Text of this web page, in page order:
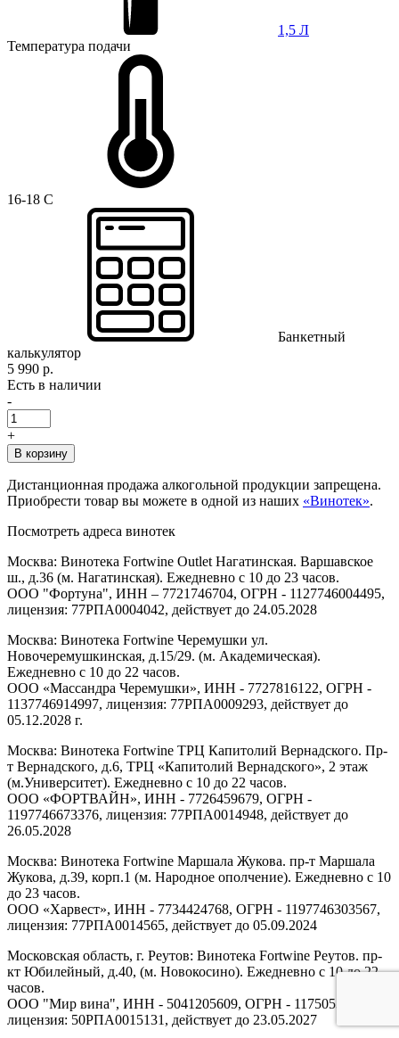
1,5 Л
Температура подачи
16-18 C
Банкетный
калькулятор
5 990 р.
Есть в наличии
-
+
В корзину
Дистанционная продажа алкогольной продукции запрещена.
Приобрести товар вы можете в одной из наших «Винотек».
Посмотреть адреса винотек
Москва: Винотека Fortwine Outlet Нагатинская. Варшавское
ш., д.36 (м. Нагатинская). Ежедневно с 10 до 23 часов.
ООО "Фортуна", ИНН – 7721746704, ОГРН - 1127746004495,
лицензия: 77РПА0004042, действует до 24.05.2028
Москва: Винотека Fortwine Черемушки ул.
Новочеремушкинская, д.15/29. (м. Академическая).
Ежедневно с 10 до 22 часов.
ООО «Массандра Черемушки», ИНН - 7727816122, ОГРН -
1137746914997, лицензия: 77РПА0009293, действует до
05.12.2028 г.
Москва: Винотека Fortwine ТРЦ Капитолий Вернадского. Пр-
т Вернадского, д.6, ТРЦ «Капитолий Вернадского», 2 этаж
(м.Университет). Ежедневно с 10 до 22 часов.
ООО «ФОРТВАЙН», ИНН - 7726459679, ОГРН -
1197746673376, лицензия: 77РПА0014948, действует до
26.05.2028
Москва: Винотека Fortwine Маршала Жукова. пр-т Маршала
Жукова, д.39, корп.1 (м. Народное ополчение). Ежедневно с 10
до 23 часов.
ООО «Харвест», ИНН - 7734424768, ОГРН - 1197746303567,
лицензия: 77РПА0014565, действует до 05.09.2024
Московская область, г. Реутов: Винотека Fortwine Реутов. пр-
кт Юбилейный, д.40, (м. Новокосино). Ежедневно с 10 до 22
часов.
ООО "Мир вина", ИНН - 5041205609, ОГРН - 1175053005313,
лицензия: 50РПА0015131, действует до 23.05.2027